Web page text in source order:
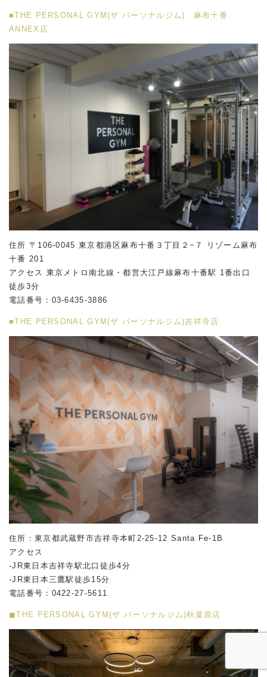
■THE PERSONAL GYM(ザ パーソナルジム) 麻布十番
ANNEX店
住所 〒106-0045 東京都港区麻布十番３丁目２−７ リゾーム麻布
十番 201
アクセス 東京メトロ南北線・都営大江戸線麻布十番駅 1番出口
徒歩3分
電話番号：03-6435-3886
■THE PERSONAL GYM(ザ パーソナルジム)吉祥寺店
住所：東京都武蔵野市吉祥寺本町2-25-12 Santa Fe-1B
アクセス
-JR東日本吉祥寺駅北口徒歩4分
-JR東日本三鷹駅徒歩15分
電話番号：0422-27-5611
◼︎THE PERSONAL GYM(ザ パーソナルジム)秋葉原店